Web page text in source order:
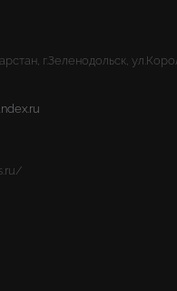
г.Зеленодольск,